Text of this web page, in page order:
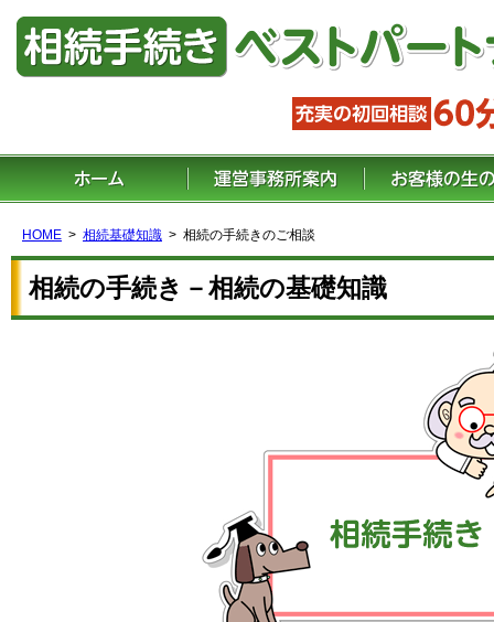
HOME 相続基礎知識 相続の手続きのご相談
相続の手続き－相続の基礎知識